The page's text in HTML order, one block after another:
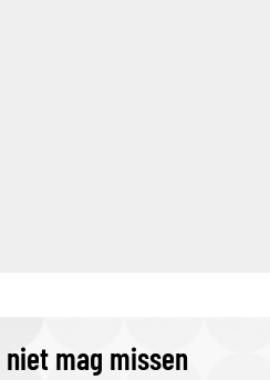
mag missen